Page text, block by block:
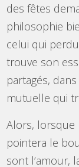
des fêtes
philosophie
celui qui
trouve son
partagés,
mutuelle qui
Alors, lorsque
pointera le
sont l’amour,